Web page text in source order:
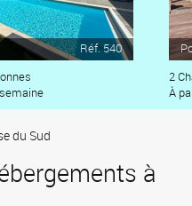
Réf. 540
2
À
du Sud
à